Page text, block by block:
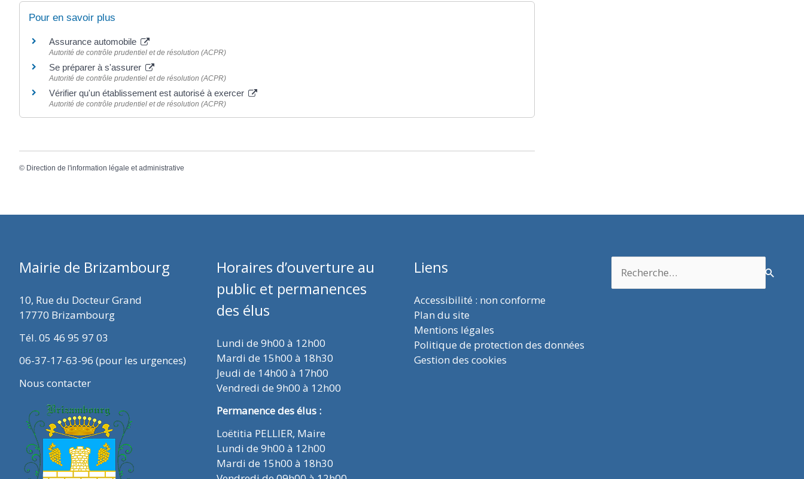
Pour en savoir plus
Assurance automobile
Autorité de contrôle prudentiel et de résolution (ACPR)
Se préparer à s'assurer
Autorité de contrôle prudentiel et de résolution (ACPR)
Vérifier qu'un établissement est autorisé à exercer
Autorité de contrôle prudentiel et de résolution (ACPR)
© Direction de l'information légale et administrative
Mairie de Brizambourg
10, Rue du Docteur Grand
17770 Brizambourg
Tél. 05 46 95 97 03
06-37-17-63-96 (pour les urgences)
Nous contacter
Horaires d’ouverture au
public et permanences
des élus
Lundi de 9h00 à 12h00
Mardi de 15h00 à 18h30
Jeudi de 14h00 à 17h00
Vendredi de 9h00 à 12h00
Permanence des élus :
Loëtitia PELLIER, Maire
Lundi de 9h00 à 12h00
Mardi de 15h00 à 18h30
Liens
Accessibilité : non conforme
Plan du site
Mentions légales
Politique de protection des données
Gestion des cookies